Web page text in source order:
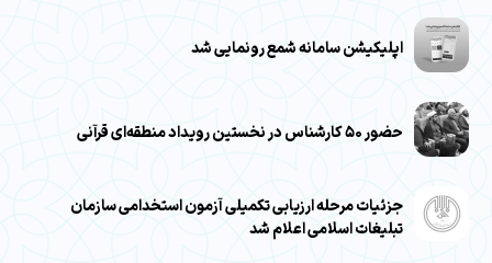
اپلیکیشن سامانه شمع رونمایی شد
حضور ۵۰ کارشناس در نخستین رویداد منطقه‌ای قرآنی
جزئیات مرحله ارزیابی تکمیلی آزمون استخدامی سازمان
تبلیغات اسلامی اعلام شد